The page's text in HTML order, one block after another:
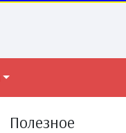
Полезное